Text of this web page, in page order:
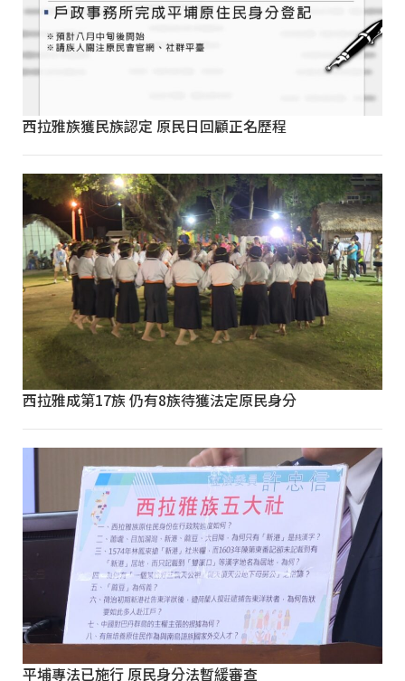
西拉雅族獲民族認定 原民日回顧正名歷程
西拉雅成第17族 仍有8族待獲法定原民身分
平埔專法已施行 原民身分法暫緩審查